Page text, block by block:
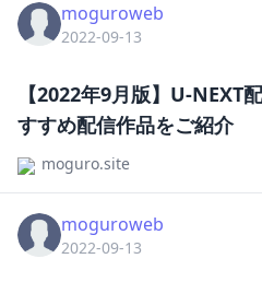
moguroweb
2022-09-13
【2022年9月版】U-NEXT
すすめ配信作品をご紹介
moguro.site
moguroweb
2022-09-13